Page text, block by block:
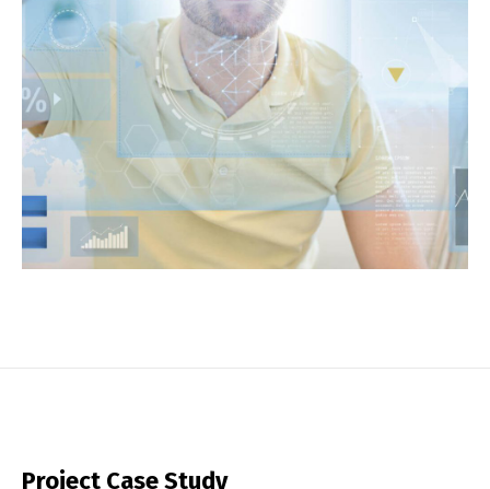
Project Case Study